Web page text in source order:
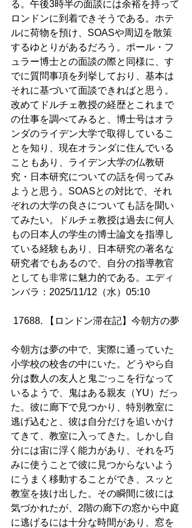
る。午後3時半の面談には余裕を持って
ロンドンに到着できそうである。ホテ
ルに荷物を預け、SOASや周辺を散策
するゆとりがあるだろう。ポール・フ
ュラー博士との面談の際と同様に、す
でに質問事項を列挙しており、基本は
それに基づいて面談できればと思う。
改めてドルチェ教授の経歴とこれまで
の仕事を調べてみると、博士号はオラ
ンダのライデン大学で取得しているこ
とを知り、現在オランダに住んでいる
こともあり、ライデン大学の仏教研
究・日本研究についての話を伺ってみ
ようと思う。SOASとの対比で、それ
ぞれの大学の良さについても話を聞い
てみたい。ドルチェ教授は過去に何人
もの日本人の学生の博士論文を指導し
ている経験もあり、日本研究の著名な
研究者でもあるので、自分の指導教官
としても非常に魅力的である。エディ
ンバラ：2025/11/12（水）05:10
17688. 【ロンドン滞在記】今朝方の夢
今朝方は夢の中で、実際に通っていた
小学校の校舎の中にいた。どうやら自
分は数人の友人と鬼ごっこを行なって
いるようで、鬼はある親友（YU）だっ
た。彼に廊下で見つかり、特別教室に
逃げ込むと、彼は自分だけを追いかけ
てきて、教室に入ってきた。しかし自
分には宙に浮く能力があり、それを巧
みに使うことで彼に見つからないよう
にうまく移動することができ、スッと
教室を抜け出した。その瞬間に彼には
気づかれたが、2階の廊下の窓から中庭
に逃げるには十分な時間があり、窓を